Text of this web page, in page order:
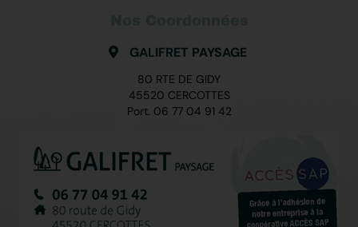
GALIFRET PAYSAGE
80 RTE DE GIDY
45520 CERCOTTES
Port. 06 77 04 91 42